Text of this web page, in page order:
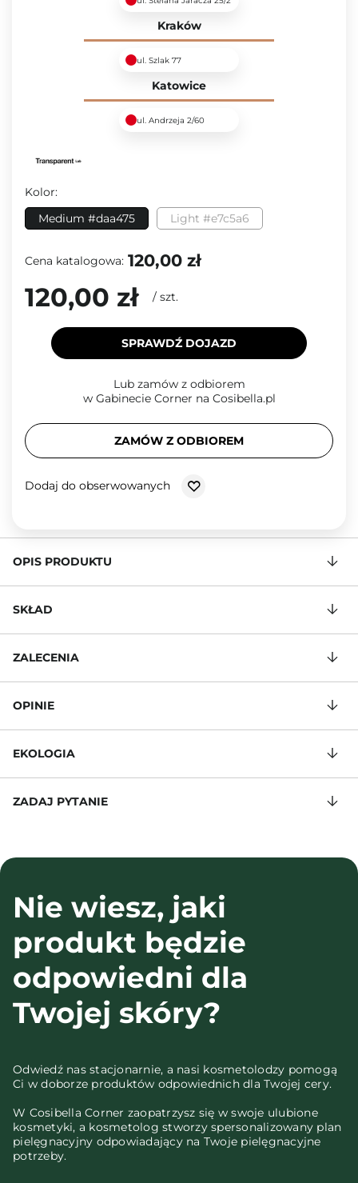
Kraków
ul. Szlak 77
Katowice
ul. Andrzeja 2/60
Kolor:
Medium #daa475
Light #e7c5a6
Cena katalogowa: 120,00 zł
120,00 zł / szt.
SPRAWDŹ DOJAZD
Lub zamów z odbiorem
w Gabinecie Corner na Cosibella.pl
ZAMÓW Z ODBIOREM
Dodaj do obserwowanych
OPIS PRODUKTU
SKŁAD
ZALECENIA
OPINIE
EKOLOGIA
ZADAJ PYTANIE
Nie wiesz, jaki
produkt będzie
odpowiedni dla
Twojej skóry?
Odwiedź nas stacjonarnie, a nasi kosmetolodzy pomogą
Ci w doborze produktów odpowiednich dla Twojej cery.
W Cosibella Corner zaopatrzysz się w swoje ulubione
kosmetyki, a kosmetolog stworzy spersonalizowany plan
pielęgnacyjny odpowiadający na Twoje pielęgnacyjne
potrzeby.